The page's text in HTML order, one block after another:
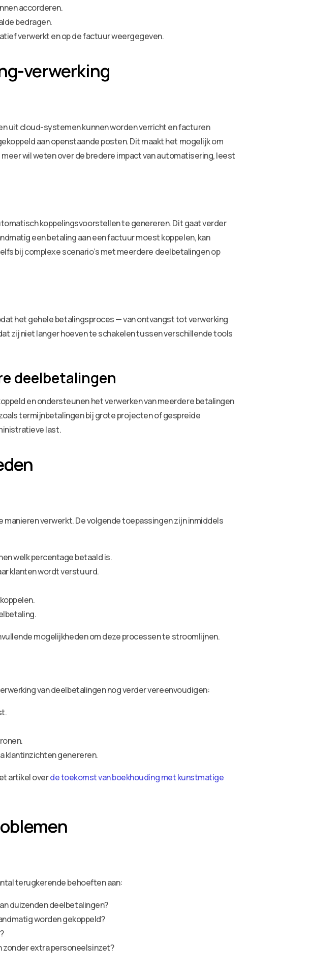
accorderen.
bedragen.
verwerkt en op de factuur weergegeven.
verwerking
uit cloud-systemen kunnen worden verricht en facturen
aan openstaande posten. Dit maakt het mogelijk om
wil weten over de bredere impact van automatisering, leest
koppelingsvoorstellen te genereren. Dit gaat verder
een betaling aan een factuur moest koppelen, kan
bij complexe scenario’s met meerdere deelbetalingen op
het gehele betalingsproces — van ontvangst tot verwerking
zij niet langer hoeven te schakelen tussen verschillende tools
deelbetalingen
en ondersteunen het verwerken van meerdere betalingen
termijnbetalingen bij grote projecten of gespreide
last.
verwerkt. De volgende toepassingen zijn inmiddels
welk percentage betaald is.
klanten wordt verstuurd.
mogelijkheden om deze processen te stroomlijnen.
van deelbetalingen nog verder vereenvoudigen:
klantinzichten genereren.
artikel overde toekomst van boekhouding met kunstmatige
terugkerende behoeften aan:
duizenden deelbetalingen?
worden gekoppeld?
zonder extra personeelsinzet?